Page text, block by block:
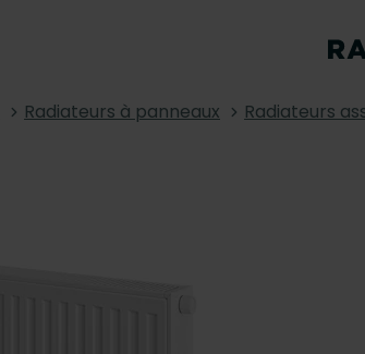
Radiateurs à panneaux Radiateurs